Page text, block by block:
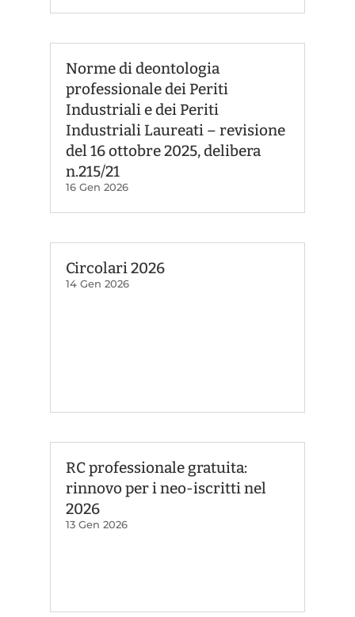
Norme di deontologia
professionale dei Periti
Industriali e dei Periti
Industriali Laureati – revisione
del 16 ottobre 2025, delibera
n.215/21
16 Gen 2026
Circolari 2026
14 Gen 2026
RC professionale gratuita:
rinnovo per i neo-iscritti nel
2026
13 Gen 2026